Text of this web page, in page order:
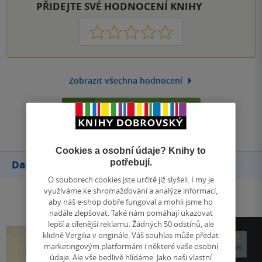
PŘIDEJTE SVÉ HODNOCENÍ KNIHY
1 2 3 4 5
Zobrazit všechna hodnocení
Přidat hodnocení
Další knihy autora
Cookies a osobní údaje? Knihy to
potřebují.
O souborech cookies jste určitě již slyšeli. I my je
využíváme ke shromažďování a analýze informací,
aby náš e-shop dobře fungoval a mohli jsme ho
nadále zlepšovat. Také nám pomáhají ukazovat
lepší a cílenější reklamu. Žádných 50 odstínů, ale
klidně Vergilia v originále. Váš souhlas může předat
marketingovým platformám i některé vaše osobní
údaje. Ale vše bedlivě hlídáme. Jako naši vlastní